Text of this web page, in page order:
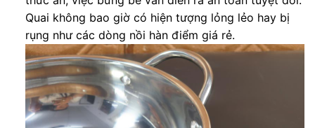
Quai không bao giờ có hiện tượng lỏng lẻo hay bị
rụng như các dòng nồi hàn điểm giá rẻ.